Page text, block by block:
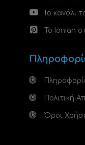
Το κανάλι
Το Ionian
Πολιτική
Όροι